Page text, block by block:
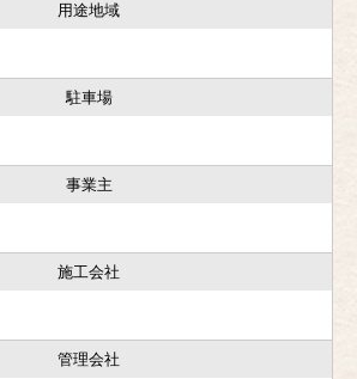
用途地域
駐車場
事業主
施工会社
管理会社